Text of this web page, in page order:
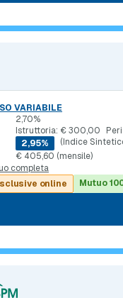
VARIABILE
2,70%
Istruttoria: € 300,00
2,95%
(Indice
€ 405,60 (mensile)
completa
online
Mutuo